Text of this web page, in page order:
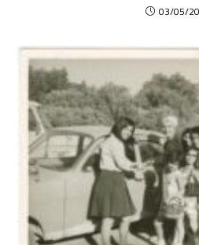
03/05/